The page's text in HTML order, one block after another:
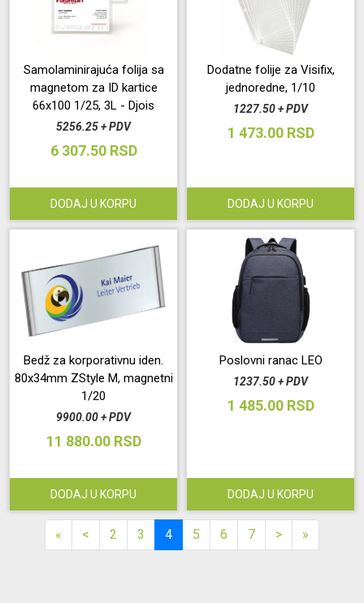
Samolaminirajuća folija sa
magnetom za ID kartice
66x100 1/25, 3L - Djois
5256.25 + PDV
6 307.50 RSD
DODAJ U KORPU
Dodatne folije za Visifix,
jednoredne, 1/10
1227.50 + PDV
1 473.00 RSD
DODAJ U KORPU
Bedž za korporativnu iden.
80x34mm ZStyle M, magnetni
1/20
9900.00 + PDV
11 880.00 RSD
DODAJ U KORPU
Poslovni ranac LEO
1237.50 + PDV
1 485.00 RSD
DODAJ U KORPU
« < 2 3 4 5 6 7 > »